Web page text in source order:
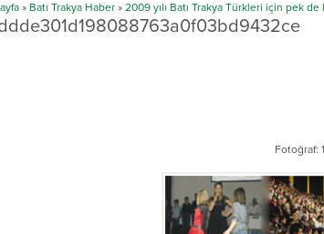
» Batı Trakya Haber » 2009 yılı Batı Trakya Türkleri için pek de
Fotoğraf: